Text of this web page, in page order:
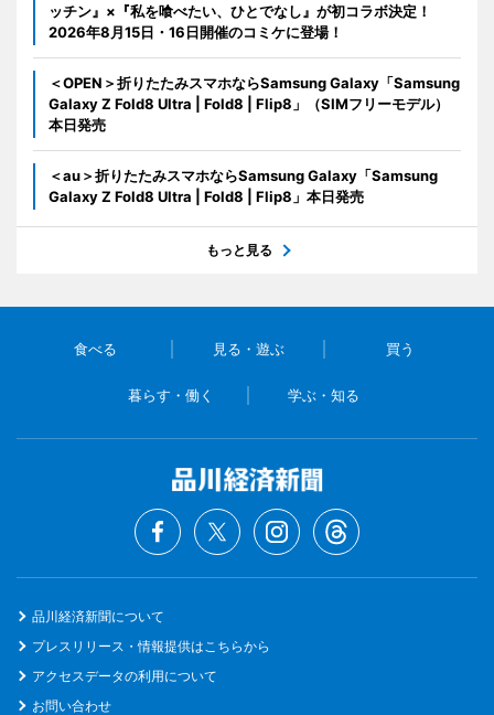
ッチン』×『私を喰べたい、ひとでなし』が初コラボ決定！
2026年8月15日・16日開催のコミケに登場！
＜OPEN＞折りたたみスマホならSamsung Galaxy「Samsung
Galaxy Z Fold8 Ultra | Fold8 | Flip8」（SIMフリーモデル）
本日発売
＜au＞折りたたみスマホならSamsung Galaxy「Samsung
Galaxy Z Fold8 Ultra | Fold8 | Flip8」本日発売
もっと見る
食べる 見る・遊ぶ 買う
暮らす・働く 学ぶ・知る
品川経済新聞について
プレスリリース・情報提供はこちらから
アクセスデータの利用について
お問い合わせ